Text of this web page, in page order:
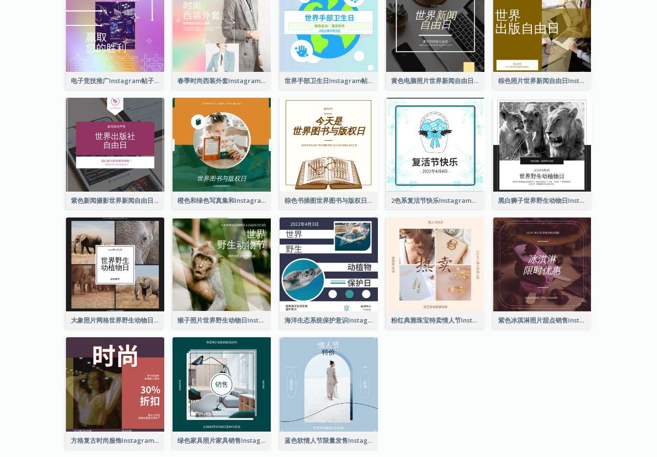
电子竞技推广Instagram帖子 春季时尚西装外套Instagram帖子 世界手部卫生日Instagram帖子 黄色电脑照片世界新闻自由日Instagram帖子 棕色照片世界新闻自由日Instagram帖子
紫色新闻摄影世界新闻自由日Instagram帖子 橙色和绿色写真集和Instagram版权日 棕色书插图世界图书与版权日Instagram帖子 2色系复活节快乐Instagram帖子 黑白狮子世界野生动物日Instagram帖子
大象照片网格世界野生动物日Instagram帖子 猴子照片世界野生动物日Instagram帖子 海洋生态系统保护意识Instagram帖子 粉红典雅珠宝特卖情人节Instagram帖子 紫色冰淇淋照片甜点销售Instagram帖子
方格复古时尚服饰Instagram帖子 绿色家具照片家具销售Instagram帖子 蓝色软情人节限量发售Instagram帖子